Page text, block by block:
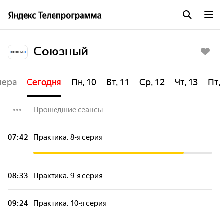
Союзный
Сегодня Пн, 10 Вт, 11 Ср, 12 Чт, 13
Прошедшие сеансы
С удочкой по Беларуси. 12-я серия -
Канатоходцы
Практика. 6-я серия
07:42 Практика. 8-я серия
08:33 Практика. 9-я серия
09:24 Практика. 10-я серия